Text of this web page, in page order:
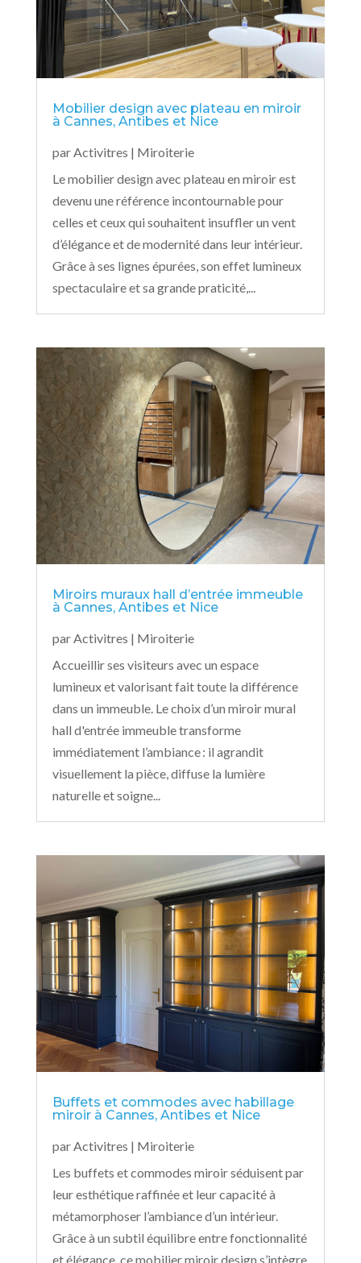
Mobilier design avec plateau en miroir
à Cannes, Antibes et Nice
parActivitres | Miroiterie
Le mobilier design avec plateau en miroir est
devenu une référence incontournable pour
celles et ceux qui souhaitent insuffler un vent
d’élégance et de modernité dans leur intérieur.
Grâce à ses lignes épurées, son effet lumineux
spectaculaire et sa grande praticité,...
Miroirs muraux hall d’entrée immeuble
à Cannes, Antibes et Nice
parActivitres | Miroiterie
Accueillir ses visiteurs avec un espace
lumineux et valorisant fait toute la différence
dans un immeuble. Le choix d’un miroir mural
hall d'entrée immeuble transforme
immédiatement l’ambiance : il agrandit
visuellement la pièce, diffuse la lumière
naturelle et soigne...
Buffets et commodes avec habillage
miroir à Cannes, Antibes et Nice
parActivitres | Miroiterie
Les buffets et commodes miroir séduisent par
leur esthétique raffinée et leur capacité à
métamorphoser l’ambiance d’un intérieur.
Grâce à un subtil équilibre entre fonctionnalité
et élégance, ce mobilier miroir design s’intègre